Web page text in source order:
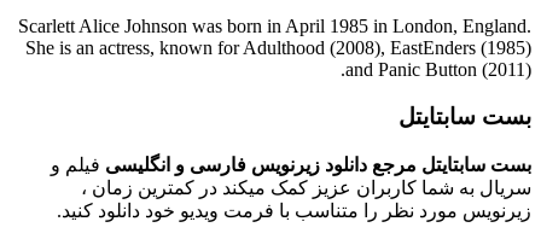
Scarlett Alice Johnson was born in April 1985 in London, England.
She is an actress, known for Adulthood (2008), EastEnders (1985)
and Panic Button (2011).
بست سابتایتل
بست سابتایتل مرجع دانلود زیرنویس فارسی و انگلیسی فیلم و
سریال به شما کاربران عزیز کمک میکند در کمترین زمان ،
زیرنویس مورد نظر را متناسب با فرمت ویدیو خود دانلود کنید.